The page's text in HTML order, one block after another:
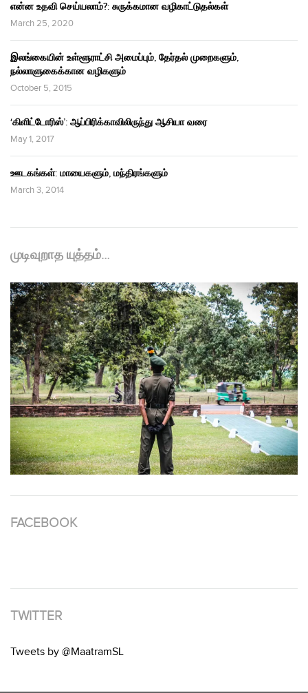
என்ன உதவி செய்யலாம்?: சுருக்கமான வழிகாட்டுதல்கள்
March 25, 2020
இலங்கையின் உள்ளூராட்சி அமைப்பும், தேர்தல் முறைகளும்,
நல்லாளுகைக்கான வழிகளும்
October 5, 2015
‘கிளிட்டோரிஸ்’: ஆப்பிரிக்காவிலிருந்து ஆசியா வரை
May 1, 2017
ஊடகங்கள்: மாயைகளும், மந்திரங்களும்
March 3, 2014
முடிவுறாத யுத்தம்…
FACEBOOK
TWITTER
Tweets by @MaatramSL